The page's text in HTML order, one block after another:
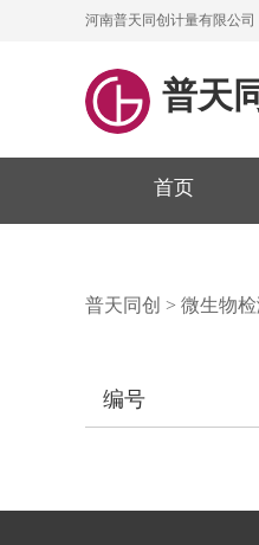
河南普天同创计量有限公司
普天
首页
普天同创 > 微生物
编号